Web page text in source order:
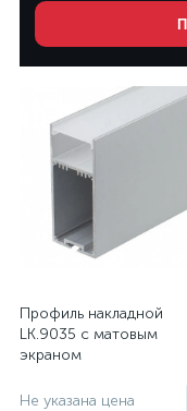
Профиль накладной
LK.9035 с матовым
экраном
Не указана цена